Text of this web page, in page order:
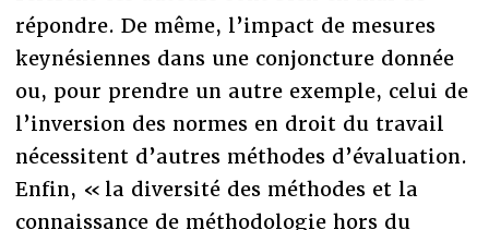
répondre. De même, l’impact de mesures
keynésiennes dans une conjoncture donnée
ou, pour prendre un autre exemple, celui de
l’inversion des normes en droit du travail
nécessitent d’autres méthodes d’évaluation.
Enfin, « la diversité des méthodes et la
connaissance de méthodologie hors du